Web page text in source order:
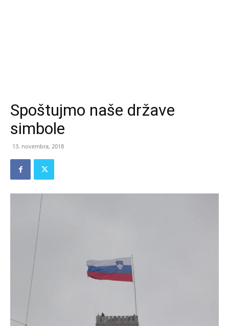
Spoštujmo naše države
simbole
13. novembra, 2018